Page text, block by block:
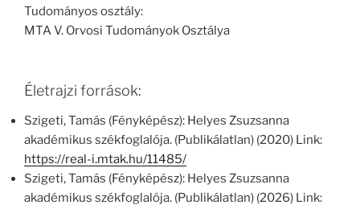
Tudományos osztály:
MTA V. Orvosi Tudományok Osztálya
Életrajzi források:
Szigeti, Tamás (Fényképész): Helyes Zsuzsanna
akadémikus székfoglalója. (Publikálatlan) (2020) Link:
https://real-i.mtak.hu/11485/
Szigeti, Tamás (Fényképész): Helyes Zsuzsanna
akadémikus székfoglalója. (Publikálatlan) (2026) Link: